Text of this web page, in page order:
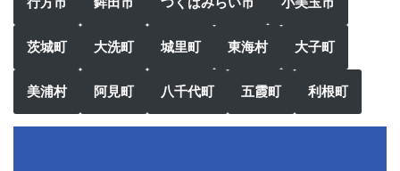
茨城町 大洗町 城里町 東海村 大子町
美浦村 阿見町 八千代町 五霞町 利根町